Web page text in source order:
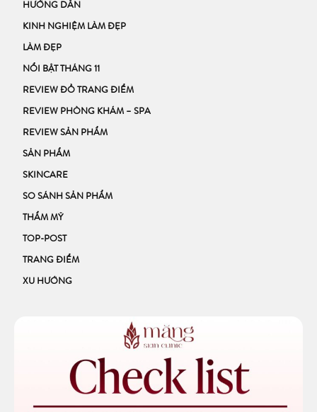
HƯỚNG DẪN
KINH NGHIỆM LÀM ĐẸP
LÀM ĐẸP
NỔI BẬT THÁNG 11
REVIEW ĐỒ TRANG ĐIỂM
REVIEW PHÒNG KHÁM – SPA
REVIEW SẢN PHẨM
SẢN PHẨM
SKINCARE
SO SÁNH SẢN PHẨM
THẨM MỸ
TOP-POST
TRANG ĐIỂM
XU HƯỚNG